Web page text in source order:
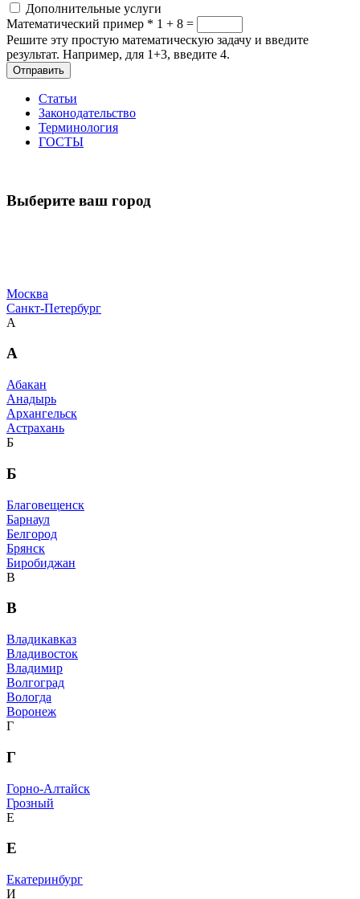
Дополнительные услуги
Математический пример * 1 + 8 =
Решите эту простую математическую задачу и введите
результат. Например, для 1+3, введите 4.
Отправить
Статьи
Законодательство
Терминология
ГОСТЫ
Выберите ваш город
Москва
Санкт-Петербург
А
А
Абакан
Анадырь
Архангельск
Астрахань
Б
Б
Благовещенск
Барнаул
Белгород
Брянск
Биробиджан
В
В
Владикавказ
Владивосток
Владимир
Волгоград
Вологда
Воронеж
Г
Г
Горно-Алтайск
Грозный
Е
Е
Екатеринбург
И